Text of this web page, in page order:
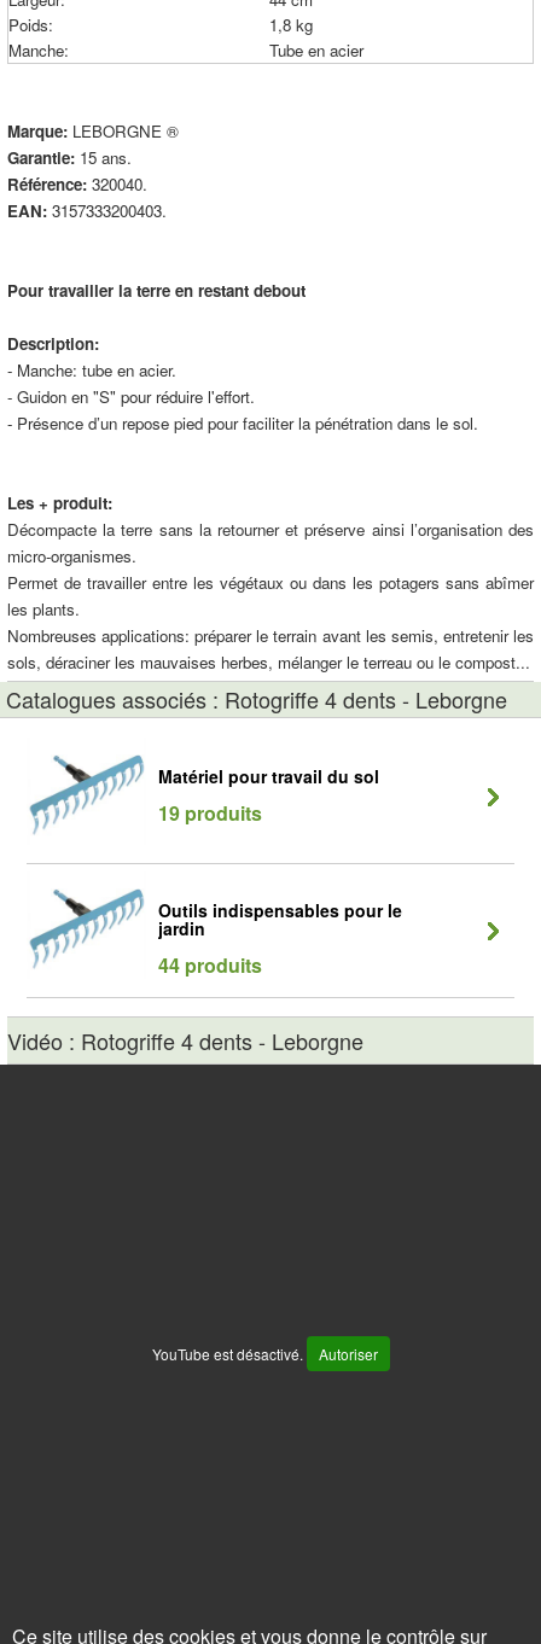
Poids:
1,8 kg
Manche:
Tube en acier
Marque: LEBORGNE ®
Garantie: 15 ans.
Référence: 320040.
EAN: 3157333200403.
Pour travailler la terre en restant debout
Description:
- Manche: tube en acier.
- Guidon en "S" pour réduire l'effort.
- Présence d’un repose pied pour faciliter la pénétration dans le sol.
Les + produit:
Décompacte la terre sans la retourner et préserve ainsi l’organisation des
micro-organismes.
Permet de travailler entre les végétaux ou dans les potagers sans abîmer
les plants.
Nombreuses applications: préparer le terrain avant les semis, entretenir les
sols, déraciner les mauvaises herbes, mélanger le terreau ou le compost...
Catalogues associés : Rotogriffe 4 dents - Leborgne
Matériel pour travail du sol
19 produits
Outils indispensables pour le
jardin
44 produits
Vidéo : Rotogriffe 4 dents - Leborgne
YouTube est désactivé. Autoriser
Ce site utilise des cookies et vous donne le contrôle sur